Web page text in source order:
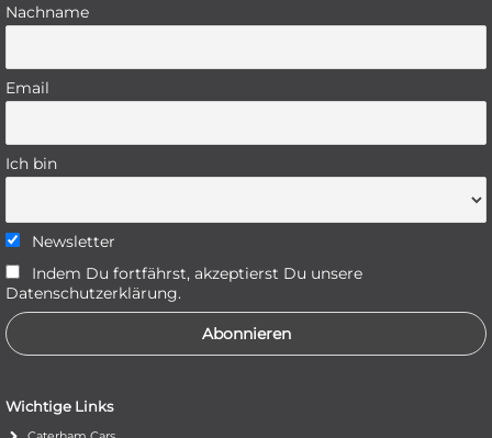
Nachname
Email
Ich bin
Newsletter
Indem Du fortfährst, akzeptierst Du unsere
Datenschutzerklärung.
Wichtige Links